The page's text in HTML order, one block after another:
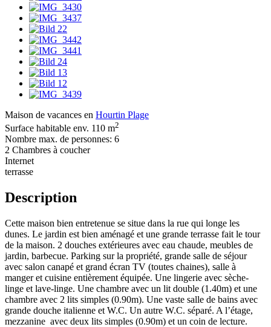
Maison de vacances en Hourtin Plage
Surface habitable env. 110 m2
Nombre max. de personnes: 6
2 Chambres à coucher
Internet
terrasse
Description
Cette maison bien entretenue se situe dans la rue qui longe les
dunes. Le jardin est bien aménagé et une grande terrasse fait le tour
de la maison. 2 douches extérieures avec eau chaude, meubles de
jardin, barbecue. Parking sur la propriété, grande salle de séjour
avec salon canapé et grand écran TV (toutes chaines), salle à
manger et cuisine entièrement équipée. Une lingerie avec sèche-
linge et lave-linge. Une chambre avec un lit double (1.40m) et une
chambre avec 2 lits simples (0.90m). Une vaste salle de bains avec
grande douche italienne et W.C. Un autre W.C. séparé. A l’étage,
mezzanine avec deux lits simples (0.90m) et un coin de lecture.